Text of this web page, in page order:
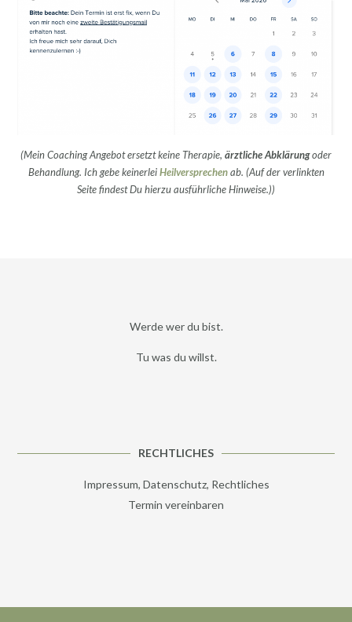
(Mein Coaching Angebot ersetzt keine Therapie, ärztliche Abklärungoder
Behandlung. Ich gebe keinerleiHeilversprechenab. (Auf der verlinkten
Seite findest Du hierzu ausführliche Hinweise.))
Werde wer du bist.
Tu was du willst.
RECHTLICHES
Impressum, Datenschutz, Rechtliches
Termin vereinbaren